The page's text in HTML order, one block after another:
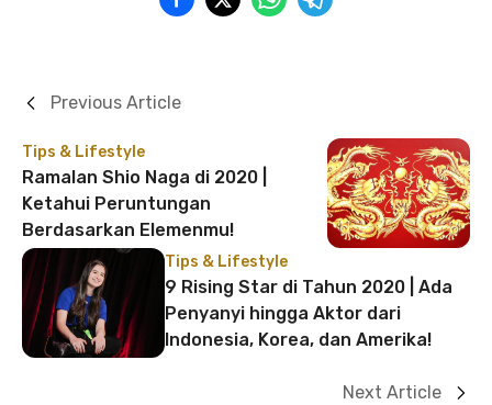
Tips & Lifestyle
Ramalan Shio Naga di 2020 |
Ketahui Peruntungan
Berdasarkan Elemenmu!
Previous Article
Tips & Lifestyle
9 Rising Star di Tahun 2020 | Ada
Penyanyi hingga Aktor dari
Indonesia, Korea, dan Amerika!
Next Article